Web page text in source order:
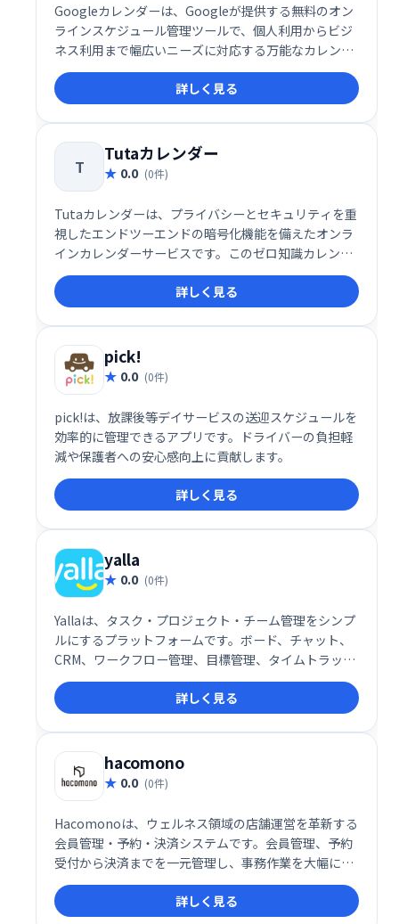
Googleカレンダーは、Googleが提供する無料のオン
ラインスケジュール管理ツールで、個人利用からビジ
ネス利用まで幅広いニーズに対応する万能なカレンダ
ーサービスです。シンプルで直感的なインターフェー
スと多機能性を兼ね備えており、日々のスケジュール
管理を効率的に行いたいユーザーに最適です。
詳しく見る
T
Tutaカレンダー
0.0 (0件)
Tutaカレンダーは、プライバシーとセキュリティを重
視したエンドツーエンドの暗号化機能を備えたオンラ
インカレンダーサービスです。このゼロ知識カレンダ
ーは、予定やスケジュールを完全にプライベートに保
ち、監視や傍受から守ります。特に、耐量子暗号技術
を採用しており、予定の作成や共有、通知の送信な
ど、すべての操作が暗号化された安全な環境で行われ
ます。
詳しく見る
pick!
0.0 (0件)
pick!は、放課後等デイサービスの送迎スケジュールを
効率的に管理できるアプリです。ドライバーの負担軽
減や保護者への安心感向上に貢献します。
詳しく見る
yalla
0.0 (0件)
Yallaは、タスク・プロジェクト・チーム管理をシンプ
ルにするプラットフォームです。ボード、チャット、
CRM、ワークフロー管理、目標管理、タイムトラッキ
ング、ガントチャートなど、必要な機能を網羅。直感
的な操作性で、チームの生産性向上と円滑な連携を実
現します。
詳しく見る
hacomono
0.0 (0件)
Hacomonoは、ウェルネス領域の店舗運営を革新する
会員管理・予約・決済システムです。会員管理、予約
受付から決済までを一元管理し、事務作業を大幅に削
減。データ分析による経営戦略の強化や、スタッフの
生産性向上にも貢献します。フィットネスクラブやス
詳しく見る